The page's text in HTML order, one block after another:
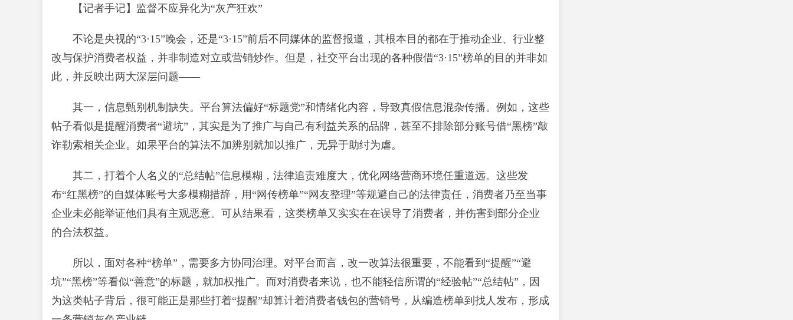
【记者手记】监督不应异化为“灰产狂欢”
不论是央视的“3·15”晚会，还是“3·15”前后不同媒体的监督报道，其根本目的都在于推动企业、行业整
改与保护消费者权益，并非制造对立或营销炒作。但是，社交平台出现的各种假借“3·15”榜单的目的并非如
此，并反映出两大深层问题——
其一，信息甄别机制缺失。平台算法偏好“标题党”和情绪化内容，导致真假信息混杂传播。例如，这些
帖子看似是提醒消费者“避坑”，其实是为了推广与自己有利益关系的品牌，甚至不排除部分账号借“黑榜”敲
诈勒索相关企业。如果平台的算法不加辨别就加以推广，无异于助纣为虐。
其二，打着个人名义的“总结帖”信息模糊，法律追责难度大，优化网络营商环境任重道远。这些发
布“红黑榜”的自媒体账号大多模糊措辞，用“网传榜单”“网友整理”等规避自己的法律责任，消费者乃至当事
企业未必能举证他们具有主观恶意。可从结果看，这类榜单又实实在在误导了消费者，并伤害到部分企业
的合法权益。
所以，面对各种“榜单”，需要多方协同治理。对平台而言，改一改算法很重要，不能看到“提醒”“避
坑”“黑榜”等看似“善意”的标题，就加权推广。而对消费者来说，也不能轻信所谓的“经验帖”“总结帖”，因
为这类帖子背后，很可能正是那些打着“提醒”却算计着消费者钱包的营销号，从编造榜单到找人发布，形成